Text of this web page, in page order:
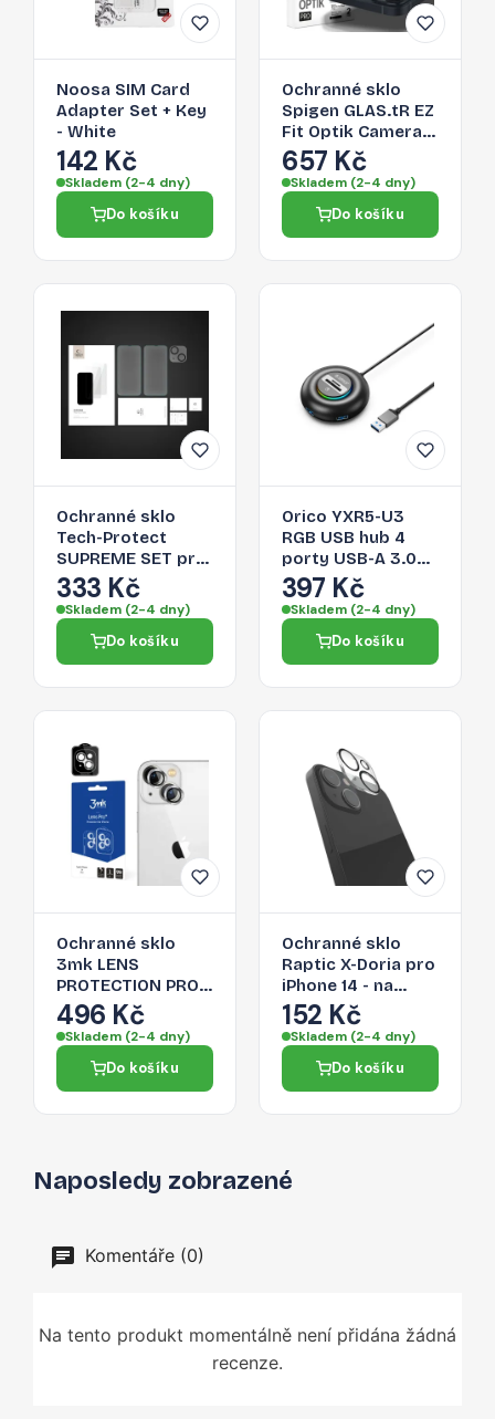
Noosa SIM Card
Adapter Set + Key
- White
142 Kč
Skladem (2-4 dny)
Do košíku
Ochranné sklo
Spigen GLAS.tR EZ
Fit Optik Camera
Protector pro
iPhone 14 / Plus / 15
/ Plus - black
657 Kč
Skladem (2-4 dny)
Do košíku
Ochranné sklo
Tech-Protect
SUPREME SET pro
iPhone 14 - čiré
333 Kč
Skladem (2-4 dny)
Do košíku
Orico YXR5-U3
RGB USB hub 4
porty USB-A 3.0
se čtečkou SD a
microSD karet 0,3
m – černý
397 Kč
Skladem (2-4 dny)
Do košíku
Ochranné sklo
3mk LENS
PROTECTION PRO
pro iPhone 14 -
stříbrná
496 Kč
Skladem (2-4 dny)
Do košíku
Ochranné sklo
Raptic X-Doria pro
iPhone 14 - na
zadní fotoaparát
(2x)
152 Kč
Skladem (2-4 dny)
Do košíku
Naposledy zobrazené
Komentáře (0)
Na tento produkt momentálně není přidána žádná
recenze.